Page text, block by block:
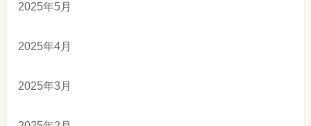
2025年5月
2025年4月
2025年3月